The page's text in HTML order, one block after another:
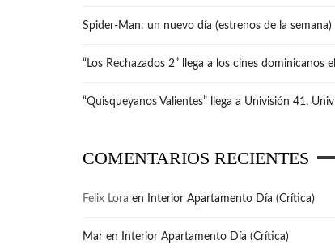
Spider-Man: un nuevo día (estrenos de la semana)
“Los Rechazados 2” llega a los cines dominicanos
“Quisqueyanos Valientes” llega a Univisión 41,
COMENTARIOS RECIENTES
Felix Lora en Interior Apartamento Día (Crítica)
Mar en Interior Apartamento Día (Crítica)